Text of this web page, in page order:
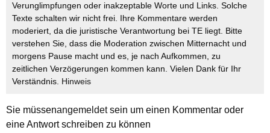
Verunglimpfungen oder inakzeptable Worte und Links. Solche
Texte schalten wir nicht frei. Ihre Kommentare werden
moderiert, da die juristische Verantwortung bei TE liegt. Bitte
verstehen Sie, dass die Moderation zwischen Mitternacht und
morgens Pause macht und es, je nach Aufkommen, zu
zeitlichen Verzögerungen kommen kann. Vielen Dank für Ihr
Verständnis. Hinweis
Sie müssenangemeldetsein um einen Kommentar oder
eine Antwort schreiben zu können